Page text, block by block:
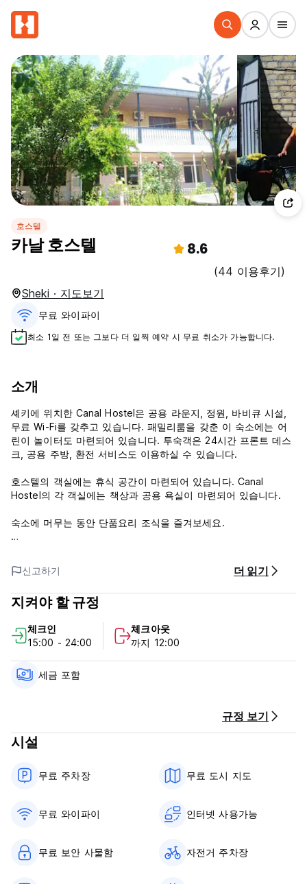
호스텔
카날 호스텔 8.6
(44 이용후기)
Sheki · 지도보기
무료 와이파이
최소 1일 전 또는 그보다 더 일찍 예약 시 무료 취소가 가능합니다.
소개
셰키에 위치한 Canal Hostel은 공용 라운지, 정원, 바비큐 시설,
무료 Wi-Fi를 갖추고 있습니다. 패밀리룸을 갖춘 이 숙소에는 어
린이 놀이터도 마련되어 있습니다. 투숙객은 24시간 프론트 데스
크, 공용 주방, 환전 서비스도 이용하실 수 있습니다.
호스텔의 객실에는 휴식 공간이 마련되어 있습니다. Canal
Hostel의 각 객실에는 책상과 공용 욕실이 마련되어 있습니다.
숙소에 머무는 동안 단품요리 조식을 즐겨보세요.
클링으로 인기가 높으며, 호스텔에서는 자전거와 차량을 대여하실
수 있습니다. (Auto-translated from original language)
신고하기 더 읽기
지켜야 할 규정
체크인
15:00 - 24:00
체크아웃
까지 12:00
세금 포함
규정 보기
시설
무료 주차장 무료 도시 지도
무료 와이파이 인터넷 사용가능
무료 보안 사물함 자전거 주차장